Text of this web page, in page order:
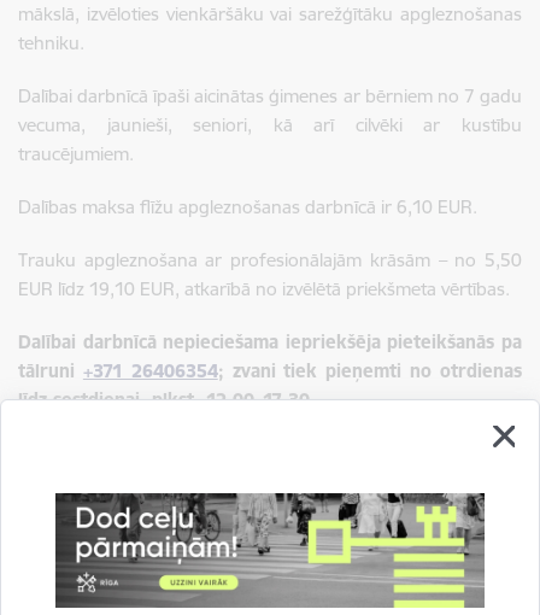
mākslā, izvēloties vienkāršāku vai sarežģītāku apgleznošanas
tehniku.
Dalībai darbnīcā īpaši aicinātas ģimenes ar bērniem no 7 gadu
vecuma, jaunieši, seniori, kā arī cilvēki ar kustību
traucējumiem.
Dalības maksa flīžu apgleznošanas darbnīcā ir 6,10 EUR.
Trauku apgleznošana ar profesionālajām krāsām – no 5,50
EUR līdz 19,10 EUR, atkarībā no izvēlētā priekšmeta vērtības.
Dalībai darbnīcā nepieciešama iepriekšēja pieteikšanās pa
tālruni +371 26406354; zvani tiek pieņemti no otrdienas
līdz sestdienai, plkst. 12.00–17.30.
Saistītas tēmas
Notikumi: Radošās darbnīcas